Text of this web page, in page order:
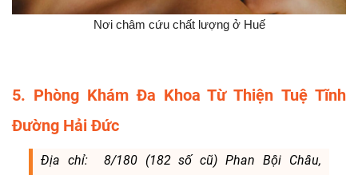
Nơi châm cứu chất lượng ở Huế
5. Phòng Khám Đa Khoa Từ Thiện Tuệ Tĩnh
Đường Hải Đức
Địa chỉ: 8/180 (182 số cũ) Phan Bội Châu,